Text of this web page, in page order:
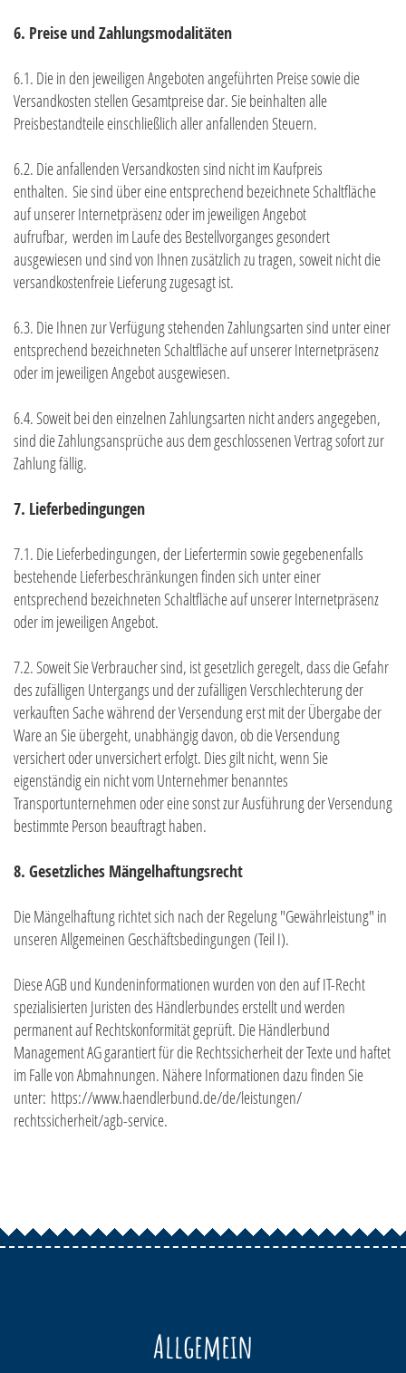
6. Preise und Zahlungsmodalitäten
6.1. Die in den jeweiligen Angeboten angeführten Preise sowie die
Versandkosten stellen Gesamtpreise dar. Sie beinhalten alle
Preisbestandteile einschließlich aller anfallenden Steuern.
6.2. Die anfallenden Versandkosten sind nicht im Kaufpreis
enthalten. Sie sind über eine entsprechend bezeichnete Schaltfläche
auf unserer Internetpräsenz oder im jeweiligen Angebot
aufrufbar, werden im Laufe des Bestellvorganges gesondert
ausgewiesen und sind von Ihnen zusätzlich zu tragen, soweit nicht die
versandkostenfreie Lieferung zugesagt ist.
6.3. Die Ihnen zur Verfügung stehenden Zahlungsartensind unter einer
entsprechend bezeichneten Schaltfläche auf unserer Internetpräsenz
oder im jeweiligen Angebot ausgewiesen.
6.4. Soweit bei den einzelnen Zahlungsarten nicht anders angegeben,
sind die Zahlungsansprüche aus dem geschlossenen Vertrag sofort zur
Zahlung fällig.
7. Lieferbedingungen
7.1. Die Lieferbedingungen, der Liefertermin sowie gegebenenfalls
bestehende Lieferbeschränkungen finden sich unter einer
entsprechend bezeichneten Schaltfläche auf unserer Internetpräsenz
oder im jeweiligen Angebot.
7.2. Soweit Sie Verbraucher sind, ist gesetzlich geregelt, dass die Gefahr
des zufälligen Untergangs und der zufälligen Verschlechterung der
verkauften Sache während der Versendung erst mit der Übergabe der
Ware an Sie übergeht, unabhängig davon, ob die Versendung
versichert oder unversichert erfolgt. Dies gilt nicht, wenn Sie
eigenständig ein nicht vom Unternehmer benanntes
Transportunternehmen oder eine sonst zur Ausführung der Versendung
bestimmte Person beauftragt haben.
8. Gesetzliches Mängelhaftungsrecht
Die Mängelhaftung richtet sich nach der Regelung "Gewährleistung" in
unseren Allgemeinen Geschäftsbedingungen (Teil I).
Diese AGB und Kundeninformationen wurden von den auf IT-Recht
spezialisierten Juristen des Händlerbundes erstellt und werden
permanent auf Rechtskonformität geprüft. Die Händlerbund
Management AG garantiert für die Rechtssicherheit der Texte und haftet
im Falle von Abmahnungen. Nähere Informationen dazu finden Sie
unter: https://www.haendlerbund.de/de/leistungen/
rechtssicherheit/agb-service.
Allgemein